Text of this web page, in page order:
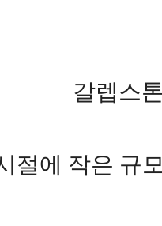
갈렙스
절에 작은 규